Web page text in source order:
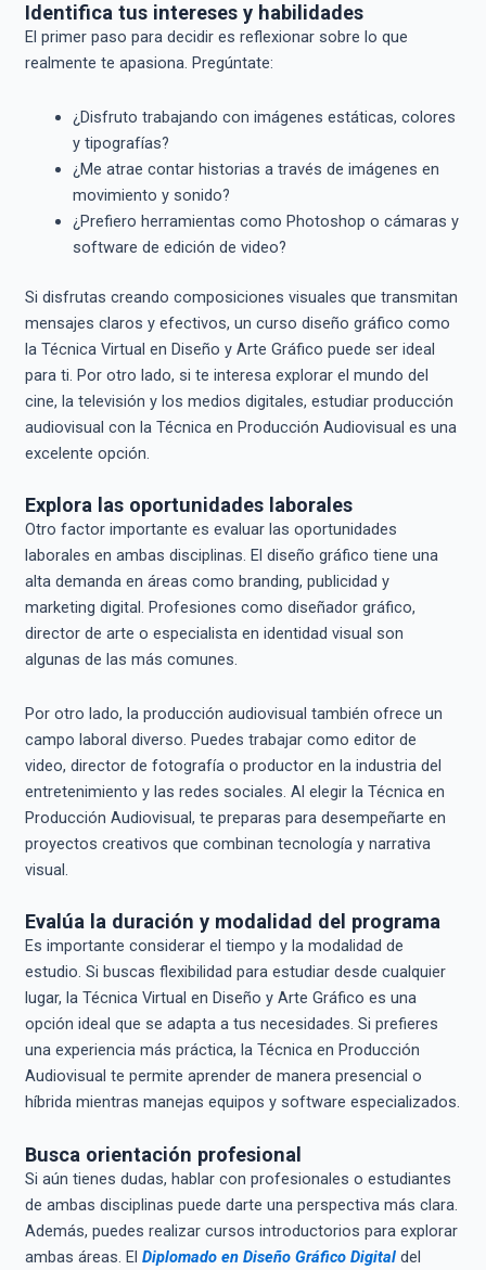
Identifica tus intereses y habilidades
El primer paso para decidir es reflexionar sobre lo que
realmente te apasiona. Pregúntate:
¿Disfruto trabajando con imágenes estáticas, colores
y tipografías?
¿Me atrae contar historias a través de imágenes en
movimiento y sonido?
¿Prefiero herramientas como Photoshop o cámaras y
software de edición de video?
Si disfrutas creando composiciones visuales que transmitan
mensajes claros y efectivos, un curso diseño gráfico como
la Técnica Virtual en Diseño y Arte Gráfico puede ser ideal
para ti. Por otro lado, si te interesa explorar el mundo del
cine, la televisión y los medios digitales, estudiar producción
audiovisual con la Técnica en Producción Audiovisual es una
excelente opción.
Explora las oportunidades laborales
Otro factor importante es evaluar las oportunidades
laborales en ambas disciplinas. El diseño gráfico tiene una
alta demanda en áreas como branding, publicidad y
marketing digital. Profesiones como diseñador gráfico,
director de arte o especialista en identidad visual son
algunas de las más comunes.
Por otro lado, la producción audiovisual también ofrece un
campo laboral diverso. Puedes trabajar como editor de
video, director de fotografía o productor en la industria del
entretenimiento y las redes sociales. Al elegir la Técnica en
Producción Audiovisual, te preparas para desempeñarte en
proyectos creativos que combinan tecnología y narrativa
visual.
Evalúa la duración y modalidad del programa
Es importante considerar el tiempo y la modalidad de
estudio. Si buscas flexibilidad para estudiar desde cualquier
lugar, la Técnica Virtual en Diseño y Arte Gráfico es una
opción ideal que se adapta a tus necesidades. Si prefieres
una experiencia más práctica, la Técnica en Producción
Audiovisual te permite aprender de manera presencial o
híbrida mientras manejas equipos y software especializados.
Busca orientación profesional
Si aún tienes dudas, hablar con profesionales o estudiantes
de ambas disciplinas puede darte una perspectiva más clara.
Además, puedes realizar cursos introductorios para explorar
ambas áreas. El Diplomado en Diseño Gráfico Digitaldel